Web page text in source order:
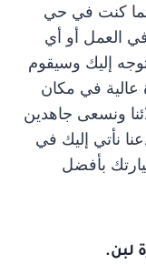
كنت في حي
العمل أو أي
إليك وسيقوم
عالية في مكان
ونسعى جاهدين
نأتي إليك في
بأفضل
لبن.